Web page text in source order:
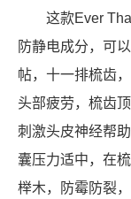
这款Ever
防静电成分，可
帖，十一排梳齿
头部疲劳，梳齿
刺激头皮神经帮
囊压力适中，在
榉木，防霉防裂